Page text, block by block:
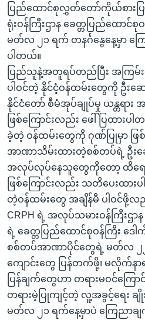
ရန်ပြည်ထောင်စုလွှတ်တော်ကိုယ်စားပ
ရုံးဝန်ကြီးဌာန ခေတ္တပြည်ထော
မတ်လ ၂၁ ရက် တနင်္ဂနွေနေ့မှာ က
ပါတယ်။
ပြည်သူနဲ့အတူရပ်တည်ပြီး အကြမ်း
ပါဝင်တဲ့ နိုင်ငံ့ဝန်ထမ်းတွေကို ဦးဆေ
နိုင်ငံတော် စီမံအုပ်ချုပ်မှု ယန္တရ
ဖြစ်ကြောင်းလည်း ဖေါ်ပြထားပါ
ခဲ့တဲ့ ဝန်ထမ်းတွေကို ဂုဏ်ပြုမှာ ဖြစ်
အာဏာသိမ်းထားတဲ့စစ်တပ်ရဲ့ ဦးဆ
အလုပ်လုပ်နေသူတွေကိုတော့ ထိရေ
ဖြစ်ကြောင်းလည်း သတိပေးထားပ
တဲ့ဝန်ထမ်းတွေ အချိန်မီ ပါဝင်ဖို့လ
CRPH ရဲ့ အလုပ်သမားဝန်ကြီးဌာ
ရဲ့ ခေတ္တပြည်ထောင်စုဝန်ကြီး ဒေ
စစ်တပ်အာဏာပိုင်တွေရဲ့ မတ်လ ၂၂
ကျောင်းတွေ ပြန်တက်ဖို့၊ မလို
ပြန်ချက်တွေဟာ တရားမဝင်ကြ
တရားမဲ့ပြုကျင့်တဲ့ လူ့အခွင့်ရေး ချိုး
မတ်လ ၂၁ ရက်နေ့မှာပဲ ကြေညာချ